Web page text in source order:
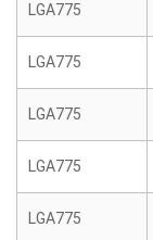
LGA775
LGA775
LGA775
LGA775
LGA775